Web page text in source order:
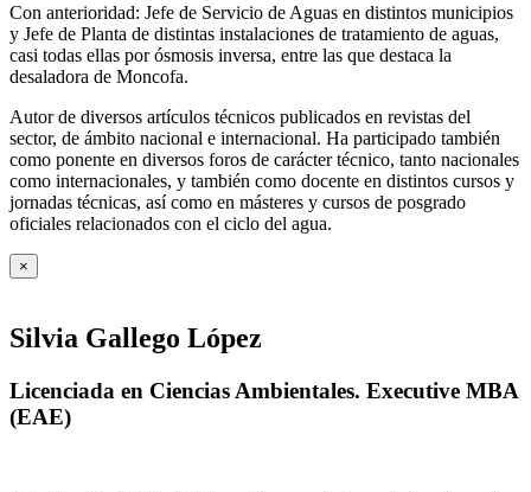
Con anterioridad: Jefe de Servicio de Aguas en distintos municipios
y Jefe de Planta de distintas instalaciones de tratamiento de aguas,
casi todas ellas por ósmosis inversa, entre las que destaca la
desaladora de Moncofa.
Autor de diversos artículos técnicos publicados en revistas del
sector, de ámbito nacional e internacional. Ha participado también
como ponente en diversos foros de carácter técnico, tanto nacionales
como internacionales, y también como docente en distintos cursos y
jornadas técnicas, así como en másteres y cursos de posgrado
oficiales relacionados con el ciclo del agua.
×
Silvia Gallego López
Licenciada en Ciencias Ambientales. Executive MBA
(EAE)